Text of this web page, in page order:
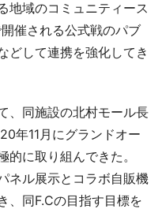
地域のコミュニティース
催される公式戦のパブ
どして連携を強化してき
、同施設の北村モール長
年11月にグランドオー
に取り組んできた。
ネル展示とコラボ自販機
、同F.Cの目指す目標を